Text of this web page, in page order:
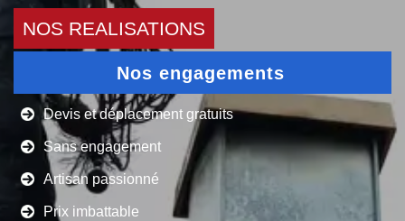
NOS REALISATIONS
Nos engagements
Devis et déplacement gratuits
Sans engagement
Artisan passionné
Prix imbattable